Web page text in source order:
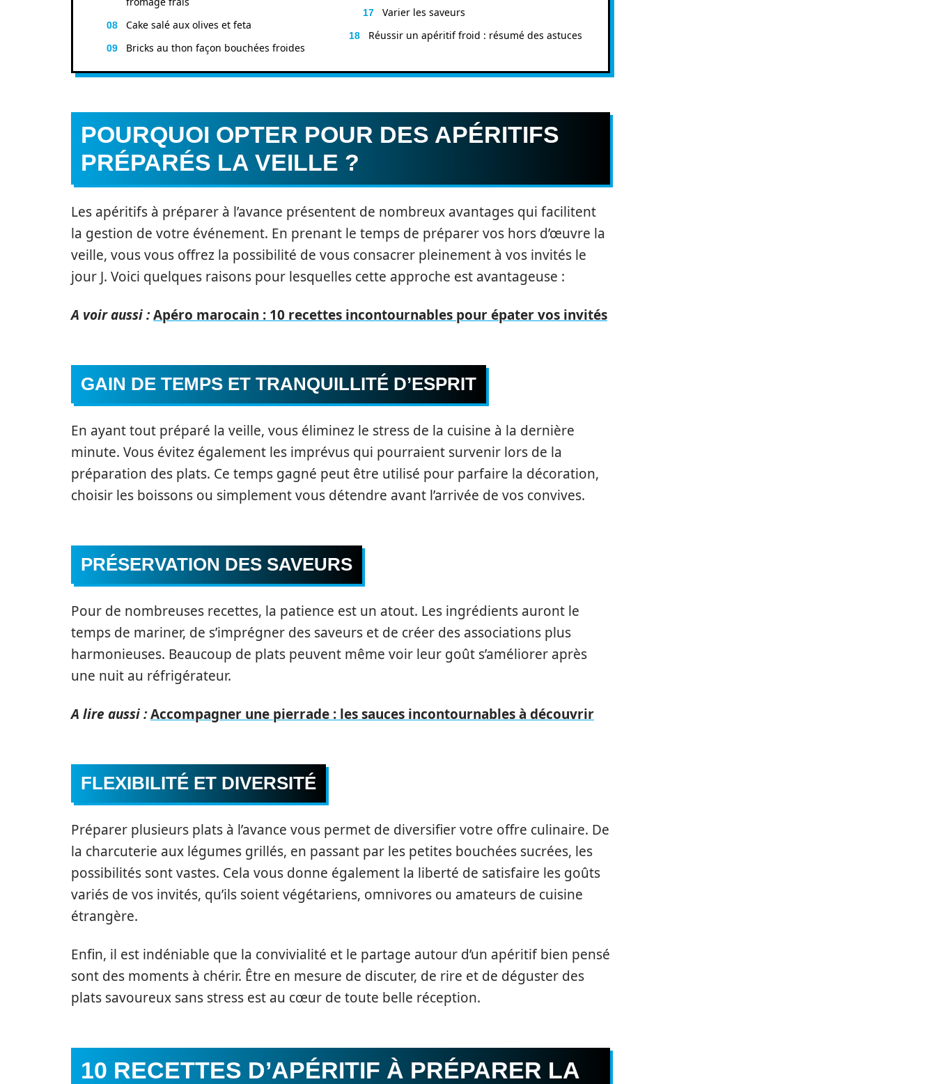
Cake salé aux olives et feta
Bricks au thon façon bouchées froides
Varier les saveurs
Réussir un apéritif froid : résumé des astuces
POURQUOI OPTER POUR DES APÉRITIFS
PRÉPARÉS LA VEILLE ?
Les apéritifs à préparer à l’avance présentent de nombreux avantages qui facilitent
la gestion de votre événement. En prenant le temps de préparer vos hors d’œuvre la
veille, vous vous offrez la possibilité de vous consacrer pleinement à vos invités le
jour J. Voici quelques raisons pour lesquelles cette approche est avantageuse :
A voir aussi :Apéro marocain : 10 recettes incontournables pour épater vos invités
GAIN DE TEMPS ET TRANQUILLITÉ D’ESPRIT
En ayant tout préparé la veille, vous éliminez le stress de la cuisine à la dernière
minute. Vous évitez également les imprévus qui pourraient survenir lors de la
préparation des plats. Ce temps gagné peut être utilisé pour parfaire la décoration,
choisir les boissons ou simplement vous détendre avant l’arrivée de vos convives.
PRÉSERVATION DES SAVEURS
Pour de nombreuses recettes, la patience est un atout. Les ingrédients auront le
temps de mariner, de s’imprégner des saveurs et de créer des associations plus
harmonieuses. Beaucoup de plats peuvent même voir leur goût s’améliorer après
une nuit au réfrigérateur.
A lire aussi :Accompagner une pierrade : les sauces incontournables à découvrir
FLEXIBILITÉ ET DIVERSITÉ
Préparer plusieurs plats à l’avance vous permet de diversifier votre offre culinaire. De
la charcuterie aux légumes grillés, en passant par les petites bouchées sucrées, les
possibilités sont vastes. Cela vous donne également la liberté de satisfaire les goûts
variés de vos invités, qu’ils soient végétariens, omnivores ou amateurs de cuisine
étrangère.
Enfin, il est indéniable que la convivialité et le partage autour d’un apéritif bien pensé
sont des moments à chérir. Être en mesure de discuter, de rire et de déguster des
plats savoureux sans stress est au cœur de toute belle réception.
10 RECETTES D’APÉRITIF À PRÉPARER LA